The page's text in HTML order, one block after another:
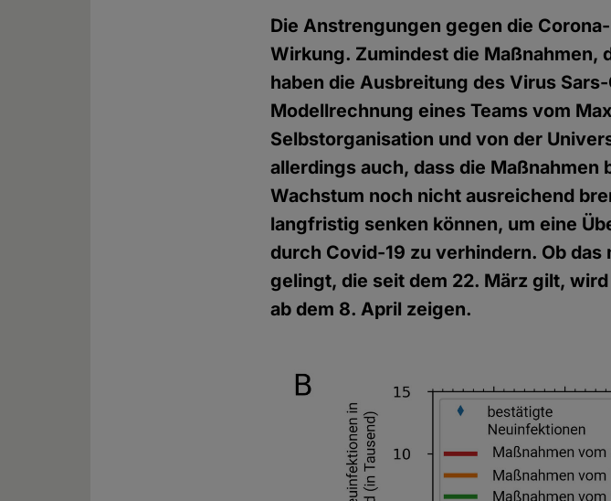
Die Anstrengungen gegen die
Wirkung. Zumindest die Maßnahmen,
haben die Ausbreitung des Virus
Modellrechnung eines Teams vom
Selbstorganisation und von der
allerdings auch, dass die Maßnahmen
Wachstum noch nicht ausreichend
langfristig senken können, um eine
durch Covid-19 zu verhindern. Ob
gelingt, die seit dem 22. März gilt,
ab dem 8. April zeigen.